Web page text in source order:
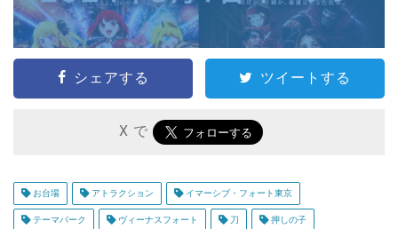
シェアする ツイートする
X で
お台場 アトラクション イマーシブ・フォート東京
テーマパーク ヴィーナスフォート 刀 押しの子